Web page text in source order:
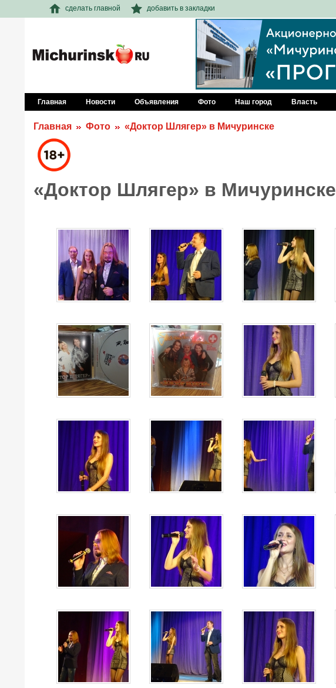
сделать главной добавить в закладки
Главная Новости Объявления Фото Наш город Власть
Главная Фото «Доктор Шлягер» в Мичуринске
«Доктор Шлягер» в Мичуринске